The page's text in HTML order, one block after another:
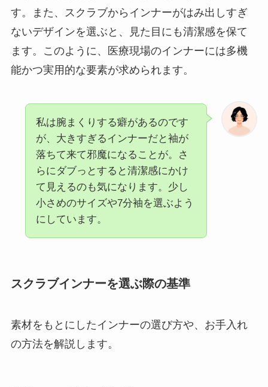
す。また、スクラブからインナーがはみ出しすぎ
ないデザインを選ぶと、見た目にも清潔感を保て
ます。このように、医療現場のインナーには多機
能かつ実用的な要素が求められます。
私は腕まくりする癖があるのです
が、大きすぎるインナーだと袖が
落ちて来て邪魔になることが。さ
らにダブっとすると清潔感にかけ
て見えるのも気になります。少し
小さめのサイズや7分袖を選ぶよう
にしています。
スクラブインナーを選ぶ際の基準
素材をもとにしたインナーの選び方や、お手入れ
の方法を解説します。